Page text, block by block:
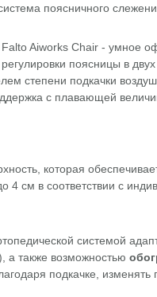
поясничного
Falto Aiworks Chair - умное
регулировки поясницы в
степени подкачки
с плавающей
которая
4 см в соответствии с
системой
а также возможностью
подкачке,